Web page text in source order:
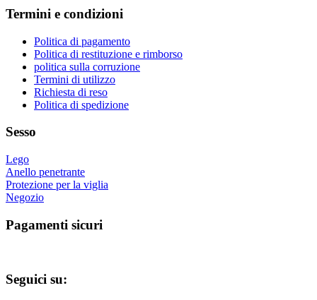
opzioni
essere
scelte
nella
pagina
del
prodotto
Termini e condizioni
Politica di pagamento
Politica di restituzione e rimborso
politica sulla corruzione
Termini di utilizzo
Richiesta di reso
Politica di spedizione
Sesso
Lego
Anello penetrante
Protezione per la viglia
Negozio
Pagamenti sicuri
Seguici su: